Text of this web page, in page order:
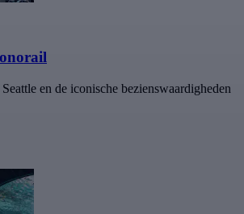
en de iconische bezienswaardigheden